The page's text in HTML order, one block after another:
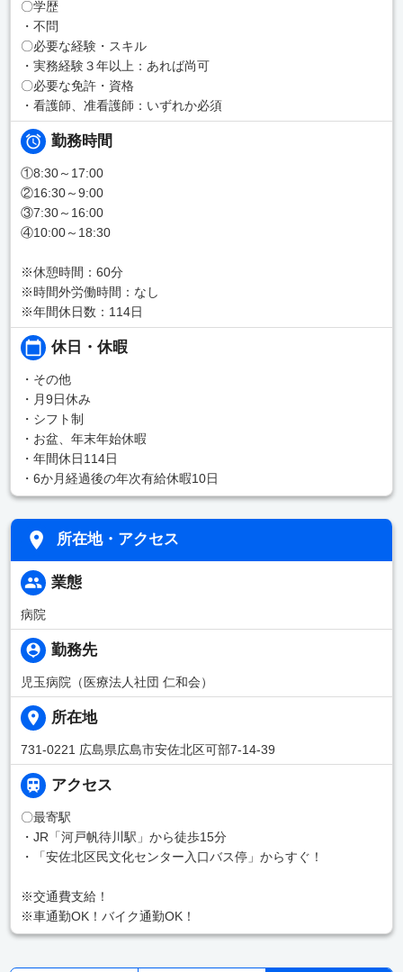
〇学歴
・不問
〇必要な経験・スキル
・実務経験３年以上：あれば尚可
〇必要な免許・資格
・看護師、准看護師：いずれか必須
勤務時間
①8:30～17:00
②16:30～9:00
③7:30～16:00
④10:00～18:30
※休憩時間：60分
※時間外労働時間：なし
※年間休日数：114日
休日・休暇
・その他
・月9日休み
・シフト制
・お盆、年末年始休暇
・年間休日114日
・6か月経過後の年次有給休暇10日
所在地・アクセス
業態
病院
勤務先
児玉病院（医療法人社団 仁和会）
所在地
731-0221 広島県広島市安佐北区可部7-14-39
アクセス
〇最寄駅
・JR「河戸帆待川駅」から徒歩15分
・「安佐北区民文化センター入口バス停」からすぐ！
※交通費支給！
※車通勤OK！バイク通勤OK！